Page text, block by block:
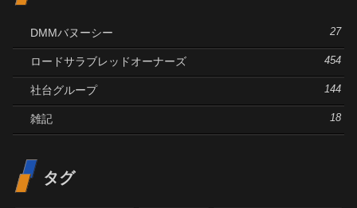
DMMバヌーシー 27
ロードサラブレッドオーナーズ 454
社台グループ 144
雑記 18
タグ